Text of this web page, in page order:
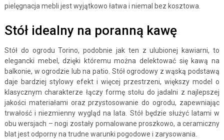
pielęgnacja mebli jest wyjątkowo łatwa i niemal bez kosztowa.
Stół idealny na poranną kawę
Stół do ogrodu Torino, podobnie jak ten z ulubionej kawiarni, to
elegancki mebel, dzięki któremu można delektować się kawą na
balkonie, w ogrodzie lub na patio. Stół ogrodowy z wąską podstawą
daje bardziej stylowy efekt i więcej przestrzeni, większy model o
klasycznym charakterze łączy formę stołu do jadalni z najlepszej
jakości materiałami oraz przystosowanie do ogrodu, zapewniając
trwałość i niezmienny wygląd na lata. Stół będzie służyć latami w
obu wersjach – nogi zostały pomalowane proszkowo, a ceramiczny
blat jest odporny na trudne warunki pogodowe i zarysowania.